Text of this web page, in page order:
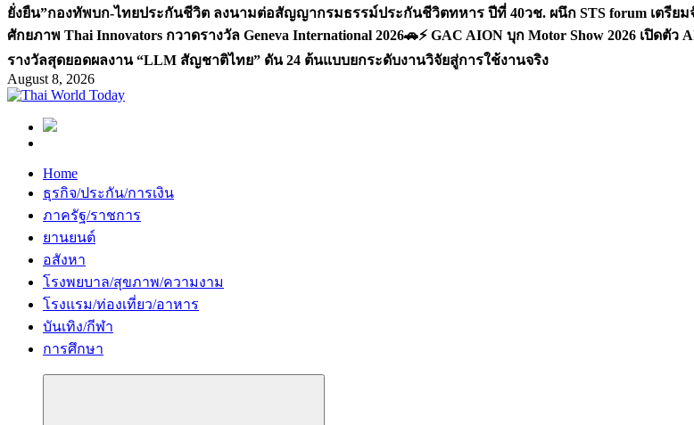
ยั่งยืน”กองทัพบก-ไทยประกันชีวิต ลงนามต่อสัญญากรมธรรม์ประกันชีวิตทหาร ปีที่ 40วช. ผนึก STS forum เตรีย
ศักยภาพ Thai Innovators กวาดรางวัล Geneva International 2026🚗⚡️ GAC AION บุก Motor Show 2026 เปิดตั
รางวัลสุดยอดผลงาน “LLM สัญชาติไทย” ดัน 24 ต้นแบบยกระดับงานวิจัยสู่การใช้งานจริง
August 8, 2026
Home
ธุรกิจ/ประกัน/การเงิน
ภาครัฐ/ราชการ
ยานยนต์
อสังหา
โรงพยบาล/สุขภาพ/ความงาม
โรงแรม/ท่องเที่ยว/อาหาร
บันเทิง/กีฬา
การศึกษา